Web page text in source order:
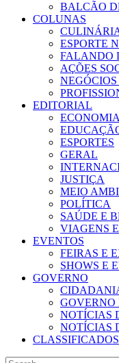
BALCÃO
COLUNAS
ESPORTE
FALANDO
AÇÕES
EDITORIAL
ECONOMIA
ESPORTES
GERAL
JUSTIÇA
MEIO
POLÍTICA
SAÚDE E
VIAGENS
EVENTOS
FEIRAS E
SHOWS E
GOVERNO
GOVERNO
NOTÍCIAS
NOTÍCIAS
CLASSIFICADOS